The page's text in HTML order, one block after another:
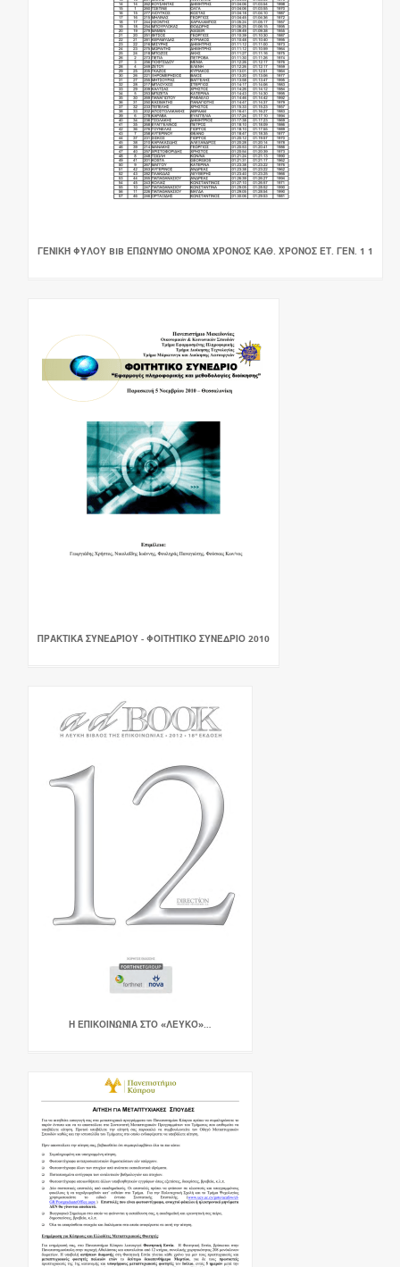
ΓΕΝΙΚΉ ΦΎΛΟΥ BIB ΕΠΏΝΥΜΟ ΌΝΟΜΑ ΧΡΌΝΟΣ ΚΑΘ. ΧΡΌΝΟΣ ΕΤ. ΓΕΝ. 1 1
ΠΡΑΚΤΙΚΆ ΣΥΝΕΔΡΊΟΥ - ΦΟΙΤΗΤΙΚΌ ΣΥΝΈΔΡΙΟ 2010
Η ΕΠΙΚΟΙΝΩΝΊΑ ΣΤΟ «ΛΕΥΚΌ»…